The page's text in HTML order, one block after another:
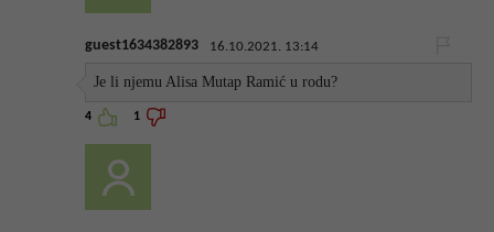
guest1634382893 16.10.2021. 13:14
Je li njemu Alisa Mutap Ramić u rodu?
4 1